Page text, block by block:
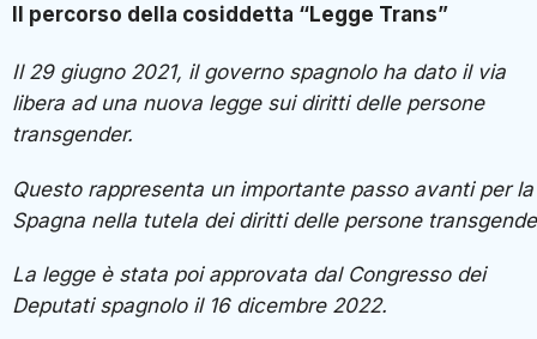
Il percorso della cosiddetta “Legge Trans”
Il 29 giugno 2021, il governo spagnolo ha dato il via
libera ad una nuova legge sui diritti delle persone
transgender.
Questo rappresenta un importante passo avanti per la
Spagna nella tutela dei diritti delle persone
La legge è stata poi approvata dal Congresso dei
Deputati spagnolo il 16 dicembre 2022.